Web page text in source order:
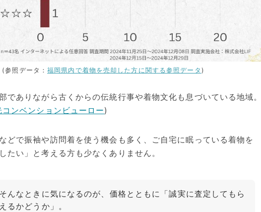
(参照データ：福岡県内で着物を売却した方に関する参照データ )
でありながら古くからの伝統行事や着物文化も息づいている地域。
ンベンションビューロー)
どで振袖や訪問着を使う機会も多く、ご自宅に眠っている着物を
たい」と考える方も少なくありません。
そんなときに気になるのが、価格とともに「誠実に査定してもら
えるかどうか」。